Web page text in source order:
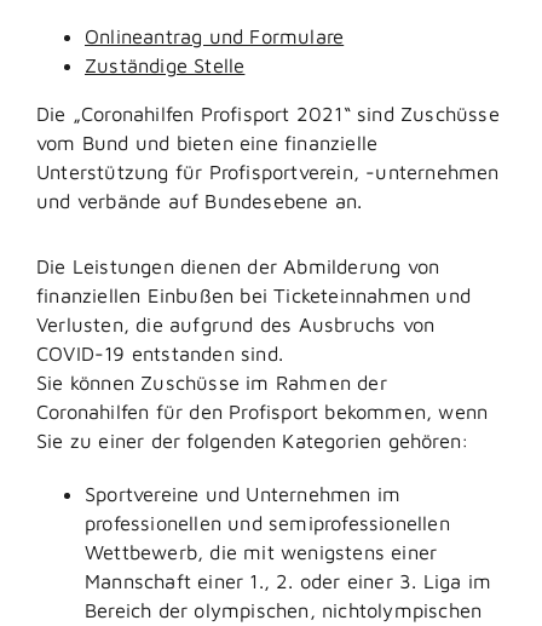
Onlineantrag und Formulare
Zuständige Stelle
Die „Coronahilfen Profisport 2021“ sind Zuschüsse
vom Bund und bieten eine finanzielle
Unterstützung für Profisportverein, -unternehmen
und verbände auf Bundesebene an.
Die Leistungen dienen der Abmilderung von
finanziellen Einbußen bei Ticketeinnahmen und
Verlusten, die aufgrund des Ausbruchs von
COVID-19 entstanden sind.
Sie können Zuschüsse im Rahmen der
Coronahilfen für den Profisport bekommen, wenn
Sie zu einer der folgenden Kategorien gehören:
Sportvereine und Unternehmen im
professionellen und semiprofessionellen
Wettbewerb, die mit wenigstens einer
Mannschaft einer 1., 2. oder einer 3. Liga im
Bereich der olympischen, nichtolympischen